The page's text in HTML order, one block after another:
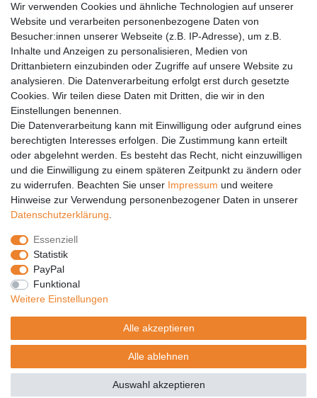
Versandkosten
Barrierefreiheit
Anleitungen
Vertrag widerrufen
PARTNER
DHL
GLS
PaketPLUS
SPONSORING
Malchower SV 90
Malchower Wölfe
ZERTIFIKATE
Händlerbund
Trusted Shops
Wir verwenden Cookies und ähnliche Technologien auf unserer
Website und verarbeiten personenbezogene Daten von
Besucher:innen unserer Webseite (z.B. IP-Adresse), um z.B.
Inhalte und Anzeigen zu personalisieren, Medien von
Drittanbietern einzubinden oder Zugriffe auf unsere Website zu
analysieren. Die Datenverarbeitung erfolgt erst durch gesetzte
Cookies. Wir teilen diese Daten mit Dritten, die wir in den
Einstellungen benennen.
Die Datenverarbeitung kann mit Einwilligung oder aufgrund eines
berechtigten Interesses erfolgen. Die Zustimmung kann erteilt
oder abgelehnt werden. Es besteht das Recht, nicht einzuwilligen
und die Einwilligung zu einem späteren Zeitpunkt zu ändern oder
zu widerrufen. Beachten Sie unser Impressum und weitere
Hinweise zur Verwendung personenbezogener Daten in unserer
Daten­schutz­erklärung
Essenziell
Statistik
PayPal
Funktional
Weitere Einstellungen
Alle akzeptieren
Alle ablehnen
Auswahl akzeptieren